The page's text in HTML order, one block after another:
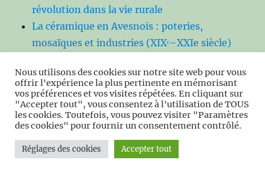
révolution dans la vie rurale
La céramique en Avesnois : poteries,
mosaïques et industries (XIXᵉ–XXIe siècle)
Les odeurs de l’Avesnois d’autrefois : un
patrimoine invisible mais inoubliable
La Sambre et ses métiers : un fleuve de
travail, de vie et de mémoire
Des léproseries aux hôpitaux : huit siècles de
soins et de charité dans l’Avesnois
Nous utilisons des cookies sur notre site web pour vous
offrir l'expérience la plus pertinente en mémorisant
vos préférences et vos visites répétées. En cliquant sur
"Accepter tout", vous consentez à l'utilisation de TOUS
les cookies. Toutefois, vous pouvez visiter "Paramètres
des cookies" pour fournir un consentement contrôlé.
Réglages des cookies Accepter tout